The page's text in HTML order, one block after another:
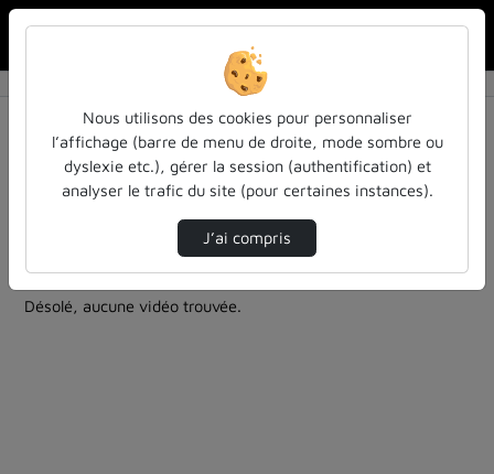
Résultats de la recherche
Filtres actifs (cliquer pour en retirer) :
cours-formations
education
entendu-des-confs-a-ecouter
inspe-de-lorraine
2 vidéos trouvées
Désolé, aucune vidéo trouvée.
Nous utilisons des cookies pour personnaliser
l’affichage (barre de menu de droite, mode sombre ou
dyslexie etc.), gérer la session (authentification) et
analyser le trafic du site (pour certaines instances).
J’ai compris